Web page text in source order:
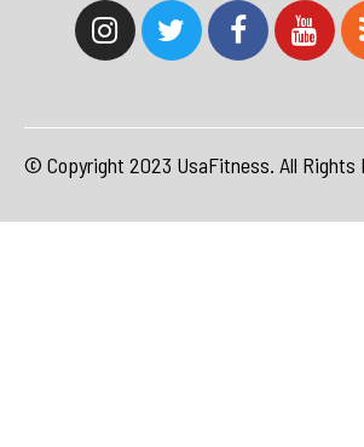
© Copyright 2023 UsaFitness. All Rights